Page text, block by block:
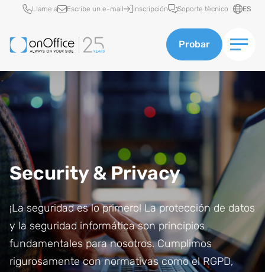
Acceso rápido
Llame a Escribe un e-mail Inscripción Soporte tècnico ES
Probar
Security & Privacy
¡La seguridad es lo primero! La protección de datos
y la seguridad informática son principios
fundamentales para nosotros. Cumplimos
rigurosamente con normativas como el RGPD,